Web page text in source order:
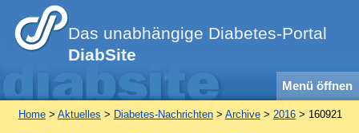
Das unabhängige Diabetes-Portal
DiabSite
Menü öffnen
Home> Aktuelles > Diabetes-Nachrichten> Archive> 2016> 160921